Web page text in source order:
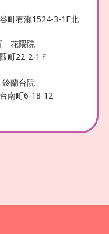
町有瀬1524-3-1F北
花隈院
町22-2-1Ｆ
蘭台院
南町6-18-12